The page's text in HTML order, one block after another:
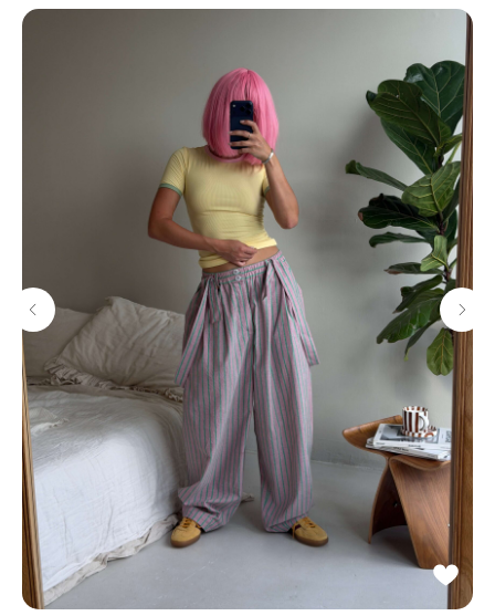
смотреть в Яндекс. Картах
МАГАЗИНЫ
Потрогать, примерить,
ВЛЮБИТЬСЯ И КУПИТЬ
наш бренд вы можете по адресу